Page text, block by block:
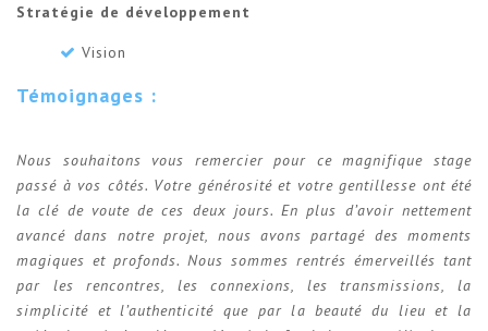
Stratégie de développement
Vision
Témoignages :
Nous souhaitons vous remercier pour ce magnifique stage
passé à vos côtés. Votre générosité et votre gentillesse ont été
la clé de voute de ces deux jours. En plus d’avoir nettement
avancé dans notre projet, nous avons partagé des moments
magiques et profonds. Nous sommes rentrés émerveillés tant
par les rencontres, les connexions, les transmissions, la
simplicité et l’authenticité que par la beauté du lieu et la